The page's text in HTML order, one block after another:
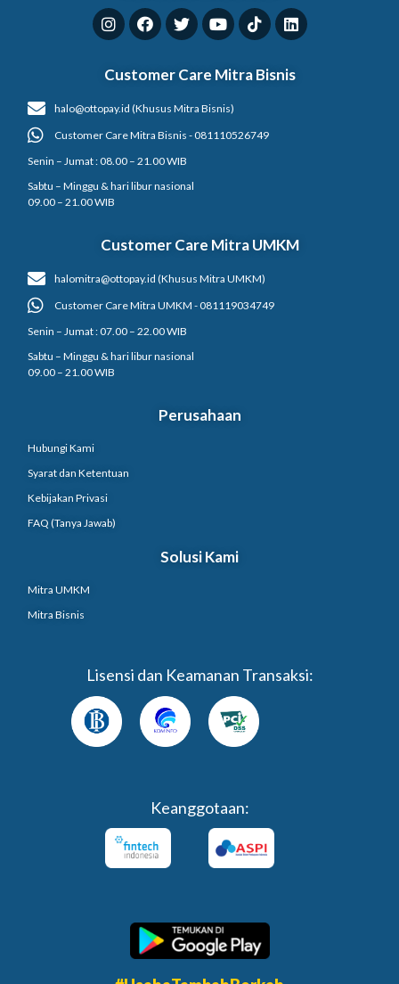
Customer Care Mitra Bisnis
halo@ottopay.id (Khusus Mitra Bisnis)
Customer Care Mitra Bisnis - 081110526749
Senin – Jumat : 08.00 – 21.00 WIB
Sabtu – Minggu & hari libur nasional
09.00 – 21.00 WIB
Customer Care Mitra UMKM
halomitra@ottopay.id (Khusus Mitra UMKM)
Customer Care Mitra UMKM - 081119034749
Senin – Jumat : 07.00 – 22.00 WIB
Sabtu – Minggu & hari libur nasional
09.00 – 21.00 WIB
Perusahaan
Hubungi Kami
Syarat dan Ketentuan
Kebijakan Privasi
FAQ (Tanya Jawab)
Solusi Kami
Mitra UMKM
Mitra Bisnis
Lisensi dan Keamanan Transaksi:
Keanggotaan: